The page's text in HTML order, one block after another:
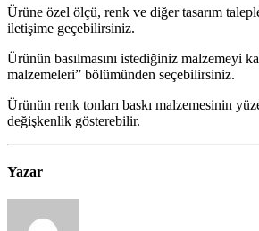
Ürüne özel ölçü, renk ve diğer tasarım
iletişime geçebilirsiniz.
Ürünün basılmasını istediğiniz malzemeyi
malzemeleri” bölümünden seçebilirsiniz.
Ürünün renk tonları baskı malzemesinin
değişkenlik gösterebilir.
Yazar